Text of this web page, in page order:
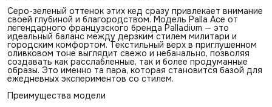
Серо-зеленый оттенок этих кед сразу привлекает внимание
своей глубиной и благородством. Модель Palla Ace от
легендарного французского бренда Palladium — это
идеальный баланс между дерзким стилем милитари и
городским комфортом. Текстильный верх в приглушенном
оливковом тоне выглядит свежо и небанально, позволяя
создавать как расслабленные, так и более продуманные
образы. Это именно та пара, которая становится базой для
ежедневных экспериментов со стилем.
Преимущества модели